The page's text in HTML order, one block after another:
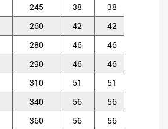
245 38 38
260 42 42
280 46 46
290 46 46
310 51 51
340 56 56
360 56 56